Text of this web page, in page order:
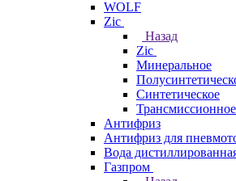
WOLF
Zic
Назад
Zic
Минеральное
Синтетическое
Трансмиссионное
Антифриз
Антифриз для
Вода
Газпром